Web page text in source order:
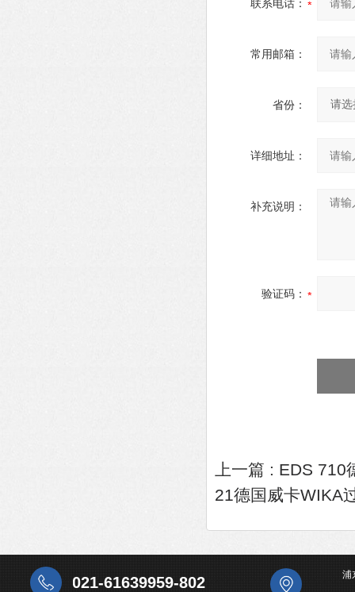
联系电话：
常用邮箱：
省份：
详细地址：
补充说明：
验证码：
上一篇 : EDS 710
21德国威卡WIKA
021-61639959-802 浦